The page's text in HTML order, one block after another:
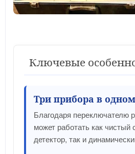
Ключевые
Три прибора в одном
Благодаря переключателю
может работать как чистый
детектор, так и